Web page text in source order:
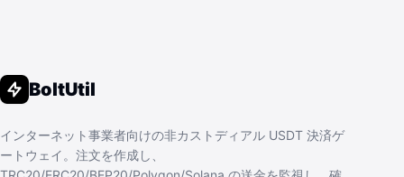
BoltUtil
インターネット事業者向けの非カストディアル USDT 決済ゲ
ートウェイ。注文を作成し、